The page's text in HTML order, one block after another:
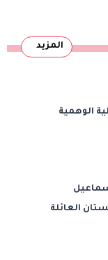
المزيد
الوهمية
العائلة